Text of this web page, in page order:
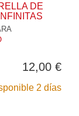
DE
12,00 €
2 días